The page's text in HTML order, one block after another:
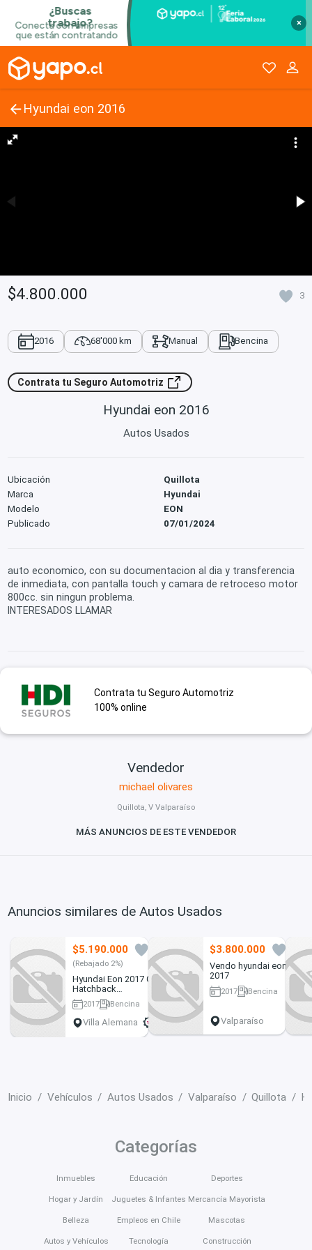
×
Hyundai eon 2016
$4.800.000 3
2016 68'000 km Manual Bencina
Contrata tu Seguro Automotriz
Hyundai eon 2016
Autos Usados
Ubicación
Quillota
Marca
Hyundai
Modelo
EON
Publicado
07/01/2024
auto economico, con su documentacion al dia y transferencia
de inmediata, con pantalla touch y camara de retroceso motor
800cc. sin ningun problema.
INTERESADOS LLAMAR
Contrata tu Seguro Automotriz
100% online
Vendedor
michael olivares
Quillota, V Valparaíso
MÁS ANUNCIOS DE ESTE VENDEDOR
Anuncios similares de Autos Usados
$5.190.000
(Rebajado 2%)
Hyundai Eon 2017 Gl
Hatchback
Economico
2017
Bencina
Villa Alemana
$3.800.000
Vendo hyundai eon
2017
2017
Bencina
Valparaíso
Inicio Vehículos Autos Usados Valparaíso Quillota
Categorías
Inmuebles
Hogar y Jardín
Belleza
Autos y Vehículos
Educación
Juguetes & Infantes
Empleos en Chile
Tecnología
Deportes
Mercancía Mayorista
Mascotas
Construcción